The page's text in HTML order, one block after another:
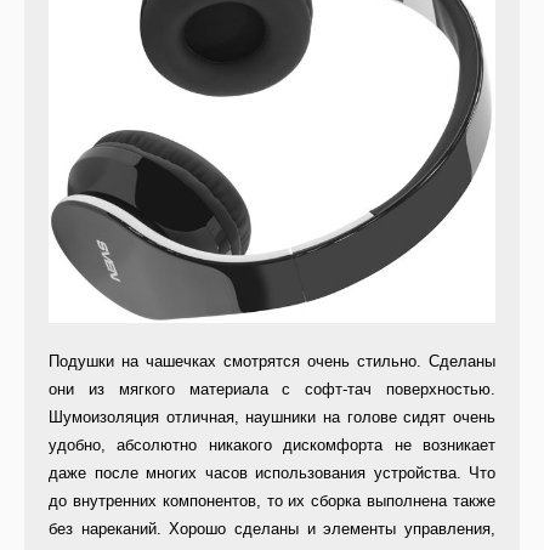
Подушки на чашечках смотрятся очень стильно. Сделаны
они из мягкого материала с софт-тач поверхностью.
Шумоизоляция отличная, наушники на голове сидят очень
удобно, абсолютно никакого дискомфорта не возникает
даже после многих часов использования устройства. Что
до внутренних компонентов, то их сборка выполнена также
без нареканий. Хорошо сделаны и элементы управления,